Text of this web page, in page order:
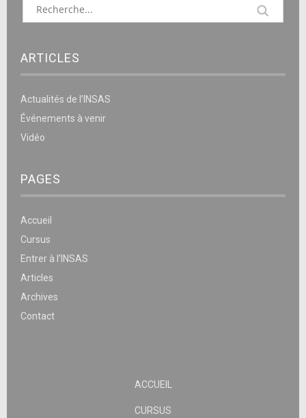
ARTICLES
Actualités de l’INSAS
Événements à venir
Vidéo
PAGES
Accueil
Cursus
Entrer à l’INSAS
Articles
Archives
Contact
ACCUEIL
CURSUS